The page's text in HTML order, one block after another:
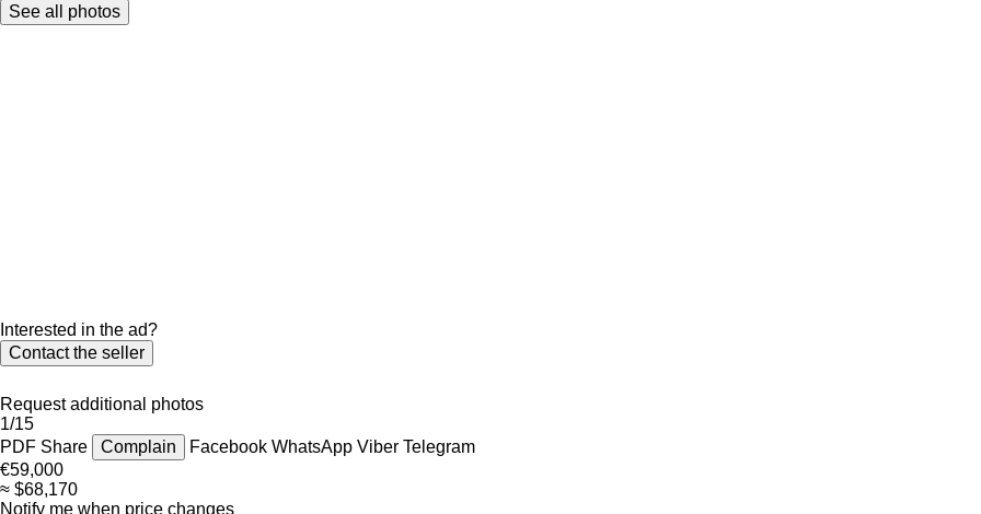
See all photos
Interested in the ad?
Contact the seller
Request additional photos
1/15
PDF Share Complain Facebook WhatsApp Viber Telegram
€59,000
≈ $68,170
Notify me when price changes